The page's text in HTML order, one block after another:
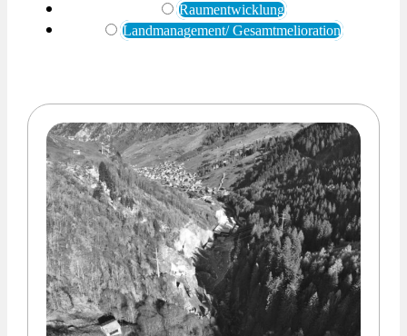
Raumentwicklung
Landmanagement/ Gesamtmelioration